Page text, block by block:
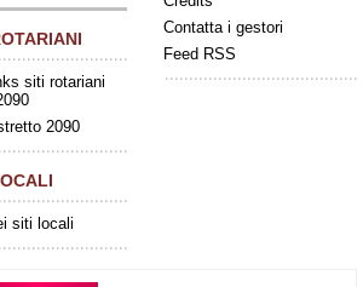
siti rotariani
2090
siti locali
Contatta i gestori
Feed RSS